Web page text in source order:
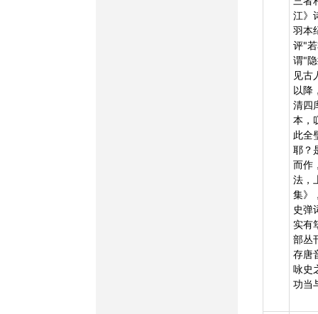
江》
羽本
评"
谓"
见古
以降
清四
本，
此全
耶？
而作
法，
集》
史弹
实有
部丛
存唐
咏史
功当